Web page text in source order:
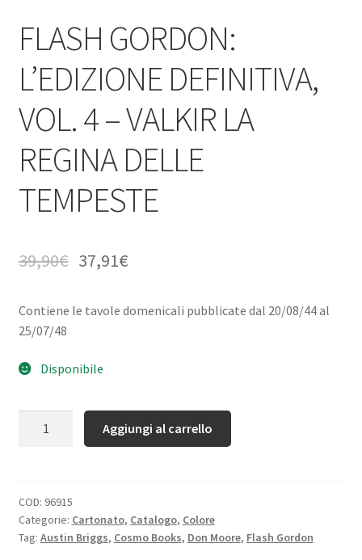
FLASH GORDON:
L’EDIZIONE DEFINITIVA,
VOL. 4 – VALKIR LA
REGINA DELLE
TEMPESTE
39,90€ 37,91€
Contiene le tavole domenicali pubblicate dal 20/08/44 al
25/07/48
Disponibile
Aggiungi al carrello
COD: 96915
Categorie: Cartonato, Catalogo, Colore
Tag: Austin Briggs, Cosmo Books, Don Moore, Flash Gordon